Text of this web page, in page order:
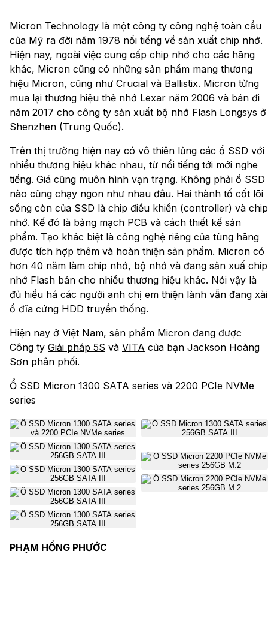
Micron Technology là một công ty công nghệ toàn cầu
của Mỹ ra đời năm 1978 nổi tiếng về sản xuất chip nhớ.
Hiện nay, ngoài việc cung cấp chip nhớ cho các hãng
khác, Micron cũng có những sản phẩm mang thương
hiệu Micron, cũng như Crucial và Ballistix. Micron từng
mua lại thương hiệu thẻ nhớ Lexar năm 2006 và bán đi
năm 2017 cho công ty sản xuất bộ nhớ Flash Longsys ở
Shenzhen (Trung Quốc).
Trên thị trường hiện nay có vô thiên lủng các ổ SSD với
nhiều thương hiệu khác nhau, từ nổi tiếng tới mới nghe
tiếng. Giá cũng muôn hình vạn trạng. Không phải ổ SSD
nào cũng chạy ngon như nhau đâu. Hai thành tố cốt lõi
sống còn của SSD là chip điều khiển (controller) và chip
nhớ. Kế đó là bảng mạch PCB và cách thiết kế sản
phẩm. Tạo khác biệt là công nghệ riêng của tùng hãng
được tích hợp thêm và hoàn thiện sản phẩm. Micron có
hơn 40 năm làm chip nhớ, bộ nhớ và đang sản xuấ chip
nhớ Flash bán cho nhiều thương hiệu khác. Nói vậy là
đủ hiểu há các người anh chị em thiện lành vẫn đang xài
ổ đĩa cứng HDD truyền thống.
Hiện nay ở Việt Nam, sản phẩm Micron đang được
Công ty Giải pháp 5S và VITA của bạn Jackson Hoàng
Sơn phân phối.
Ổ SSD Micron 1300 SATA series và 2200 PCIe NVMe
series
PHẠM HỒNG PHƯỚC